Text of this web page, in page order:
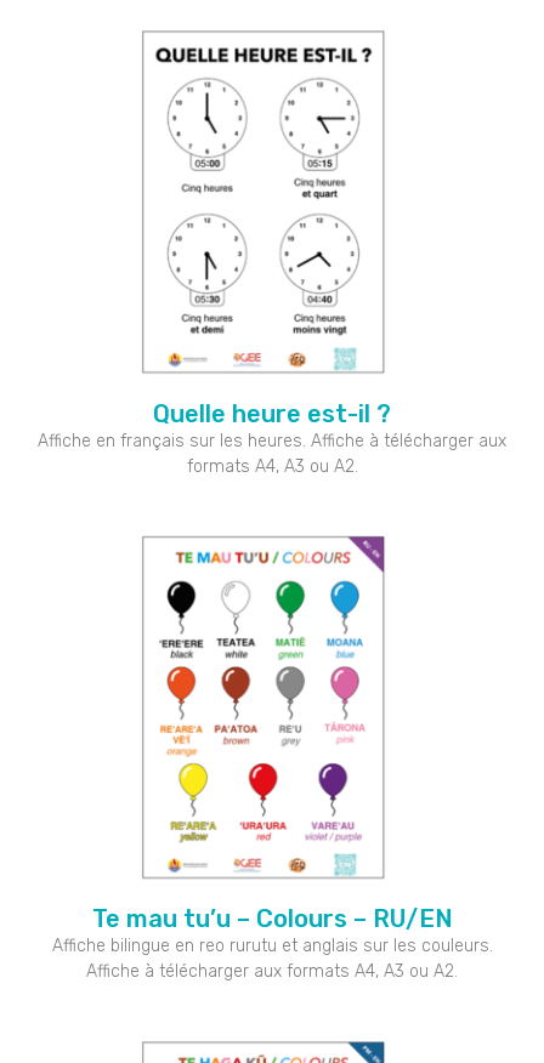
Quelle heure est-il ?
Affiche en français sur les heures. Affiche à télécharger aux
formats A4, A3 ou A2.
Te mau tu’u – Colours – RU/EN
Affiche bilingue en reo rurutu et anglais sur les couleurs.
Affiche à télécharger aux formats A4, A3 ou A2.